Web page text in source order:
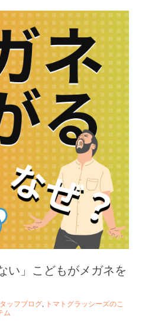
い」こどもがメガネを
ッフブログ トマトグラッシーズのこ
ム